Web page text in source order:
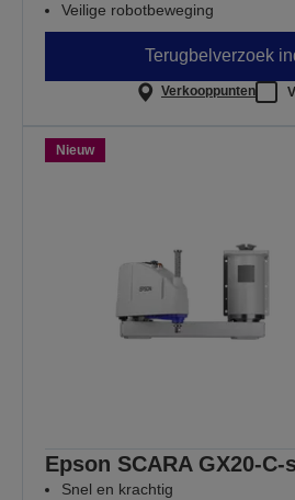
Veilige robotbeweging
Terugbelverzoek
Verkooppunten
Nieuw
Epson SCARA GX20-
Snel en krachtig